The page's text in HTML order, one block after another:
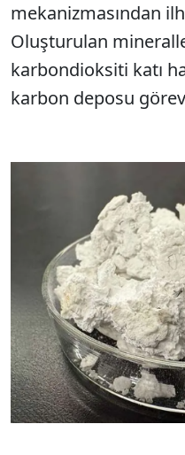
mekanizmasından
Oluşturulan
karbondioksiti katı
karbon deposu